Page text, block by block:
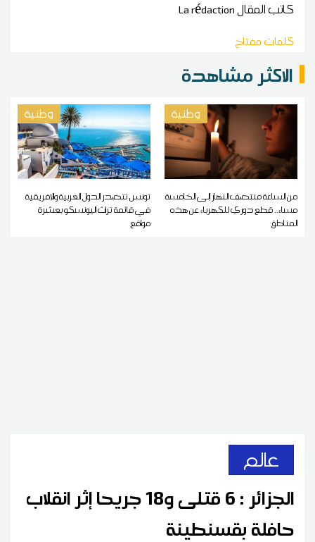
كاتب المقالLa rédaction
كلمات مفتاح
الاكثر مشاهدة
وطنية
من الساعة منتصف النهار إلى الخامسة
مساء.. قطع دوري للكهرباء عن هذه
المناطق
وطنية
تونس تتصدر الدول العربية والإفريقية
في قائمة تراث اليونسكو بعشرة
مواقع
عالم
الجزائر : 6 قتلى و18 جريحا إثر انقلاب
حافلة بقسنطينة